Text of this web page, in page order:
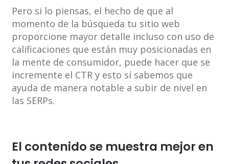
Pero si lo piensas, el hecho de que al
momento de la búsqueda tu sitio web
proporcione mayor detalle incluso con uso de
calificaciones que están muy posicionadas en
la mente de consumidor, puede hacer que se
incremente el CTR y esto sí sabemos que
ayuda de manera notable a subir de nivel en
las SERPs.
El contenido se muestra mejor en